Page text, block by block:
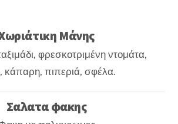
Μάνης
φρεσκοτριμένη ντομάτα,
κάπαρη, πιπεριά, σφέλα.
Σαλατα φακης